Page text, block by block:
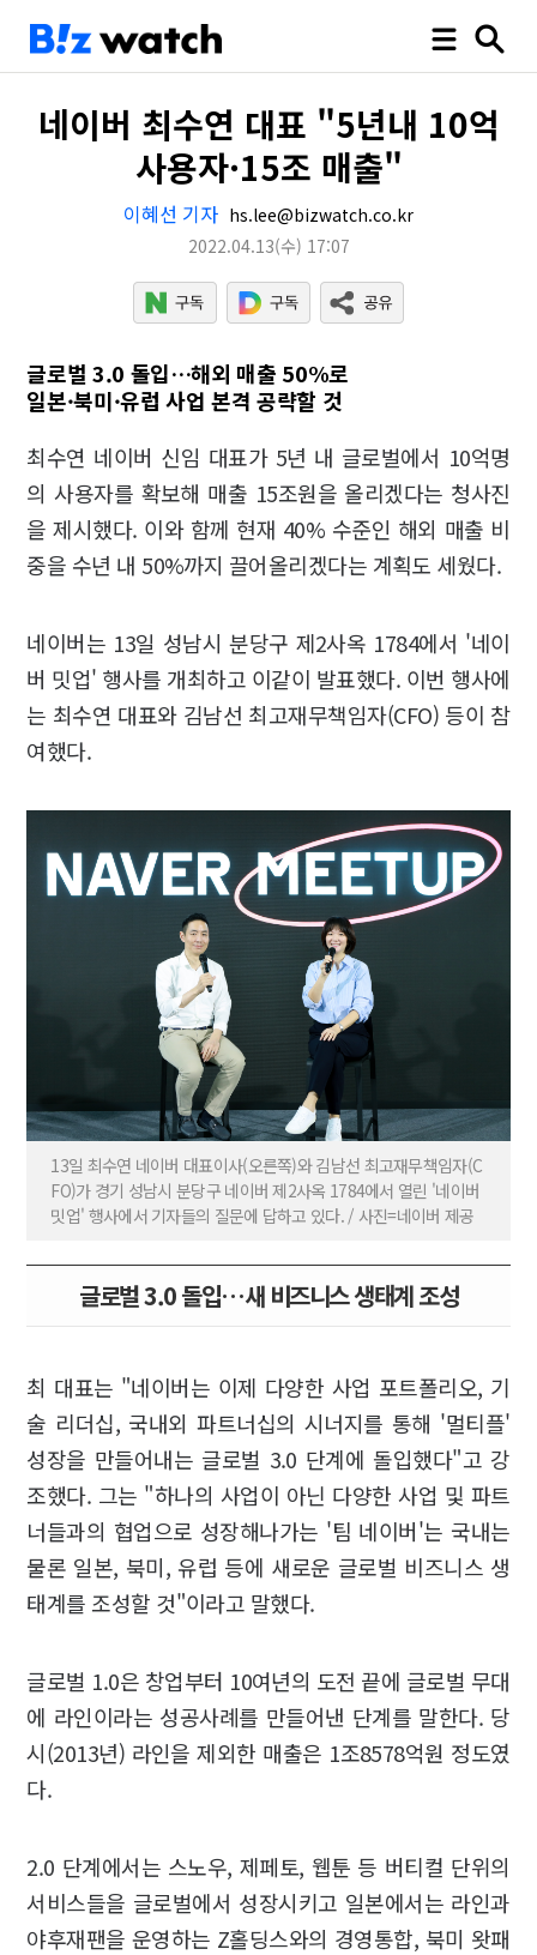
네이버 최수연 대표 "5년내 10억
사용자·15조 매출"
이혜선 기자 hs.lee@bizwatch.co.kr
2022.04.13(수) 17:07
글로벌 3.0 돌입…해외 매출 50%로
일본·북미·유럽 사업 본격 공략할 것
최수연 네이버 신임 대표가 5년 내 글로벌에서 10억명
의 사용자를 확보해 매출 15조원을 올리겠다는 청사진
을 제시했다. 이와 함께 현재 40% 수준인 해외 매출 비
중을 수년 내 50%까지 끌어올리겠다는 계획도 세웠다.
네이버는 13일 성남시 분당구 제2사옥 1784에서 '네이
버 밋업' 행사를 개최하고 이같이 발표했다. 이번 행사에
는 최수연 대표와 김남선 최고재무책임자(CFO) 등이 참
여했다.
13일 최수연 네이버 대표이사(오른쪽)와 김남선 최고재무책임자(C
FO)가 경기 성남시 분당구 네이버 제2사옥 1784에서 열린 '네이버
밋업' 행사에서 기자들의 질문에 답하고 있다. / 사진=네이버 제공
글로벌 3.0 돌입…새 비즈니스 생태계 조성
최 대표는 "네이버는 이제 다양한 사업 포트폴리오, 기
술 리더십, 국내외 파트너십의 시너지를 통해 '멀티플'
성장을 만들어내는 글로벌 3.0 단계에 돌입했다"고 강
조했다. 그는 "하나의 사업이 아닌 다양한 사업 및 파트
너들과의 협업으로 성장해나가는 '팀 네이버'는 국내는
물론 일본, 북미, 유럽 등에 새로운 글로벌 비즈니스 생
태계를 조성할 것"이라고 말했다.
글로벌 1.0은 창업부터 10여년의 도전 끝에 글로벌 무대
에 라인이라는 성공사례를 만들어낸 단계를 말한다. 당
시(2013년) 라인을 제외한 매출은 1조8578억원 정도였
다.
2.0 단계에서는 스노우, 제페토, 웹툰 등 버티컬 단위의
서비스들을 글로벌에서 성장시키고 일본에서는 라인과
야후재팬을 운영하는 Z홀딩스와의 경영통합, 북미 왓패